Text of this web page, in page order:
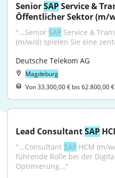
Senior SAP Service &
Öffentlicher Sektor (m/
"...Senior SAP Service &
(m/w/d) spielen Sie eine
Deutsche Telekom AG
Magdeburg
Von 33.300,00 € bis 62.800,00 €
Lead Consultant SAP
"...Consultant SAP HCM (m/
führende Rolle bei der
Optimierung..."